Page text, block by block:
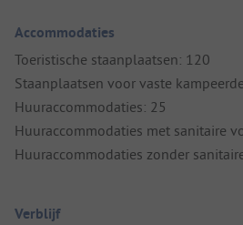
Accommodaties
Toeristische staanplaatsen: 120
Staanplaatsen voor vaste
Huuraccommodaties: 25
Huuraccommodaties met sanitaire
Huuraccommodaties zonder
Verblijf